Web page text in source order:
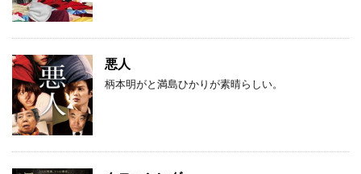
悪人
柄本明がと満島ひかりが素晴らしい。